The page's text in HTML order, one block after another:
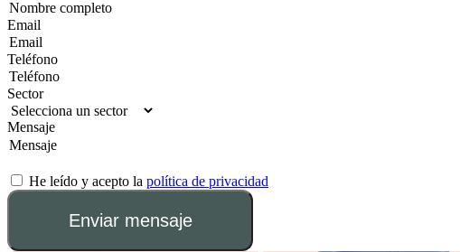
Email
Teléfono
Sector
Mensaje
He leído y acepto la política de privacidad
Enviar mensaje